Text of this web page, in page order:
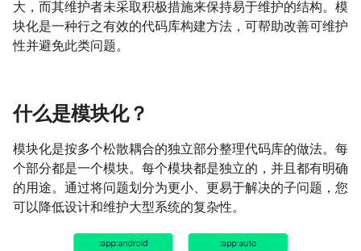
大，而其维护者未采取积极措施来保持易于维护的结构。模
块化是一种行之有效的代码库构建方法，可帮助改善可维护
性并避免此类问题。
什么是模块化？
模块化是按多个松散耦合的独立部分整理代码库的做法。每
个部分都是一个模块。每个模块都是独立的，并且都有明确
的用途。通过将问题划分为更小、更易于解决的子问题，您
可以降低设计和维护大型系统的复杂性。